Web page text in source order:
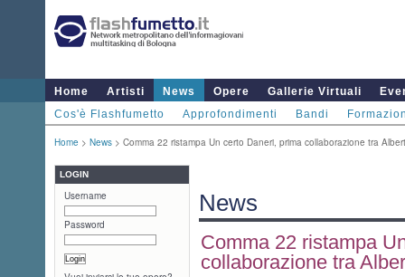
Home Artisti News Opere Gallerie Virtuali
Cos'è Flashfumetto
Approfondimenti Bandi
Home > News > Comma 22 ristampa Un certo Daneri, prima collaborazione tra
LOGIN
Username
Password
News
Comma 22 ristampa
collaborazione tra